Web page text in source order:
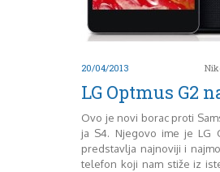
20/04/2013
LG Optmus G2
Ovo je novi borac proti
ja S4. Njegovo ime je LG
predstavlja najnoviji i
telefon koji nam stiže iz